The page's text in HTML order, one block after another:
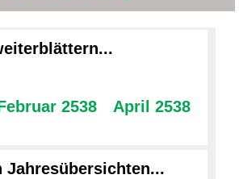
2538 April 2538
Jahresübersichten...